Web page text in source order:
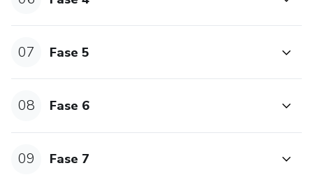
07 Fase 5
08 Fase 6
09 Fase 7